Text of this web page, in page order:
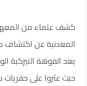
كشف علماء من
المعدنية عن
يعد الفوهة النيزكية
حيث عثروا على حفريات